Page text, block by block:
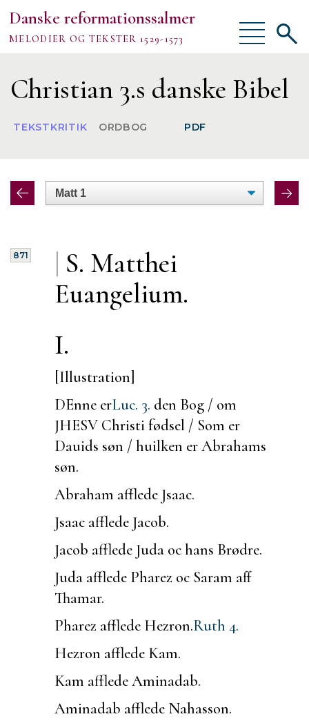
Danske reformationssalmer
MELODIER OG TEKSTER 1529-1573
Vis/skjul
menu
Om
TEKSTER
MELODIER
Vis/
Christian 3.s danske Bibel
TEKSTKRITIK ORDBOG PDF
|
871
S. Matthei
Euangelium.
I.
[Illustration]
DEnne erLuc. 3. den Bog / om
JHESV Christi fødsel / Som er
Dauids søn / huilken er Abrahams
søn.
Abraham afflede Jsaac.
Jsaac afflede Jacob.
Jacob afflede Juda oc hans Brødre.
Juda afflede Pharez oc Saram aff
Thamar.
Pharez afflede Hezron.Ruth 4.
Hezron afflede Kam.
Kam afflede Aminadab.
Aminadab afflede Nahasson.